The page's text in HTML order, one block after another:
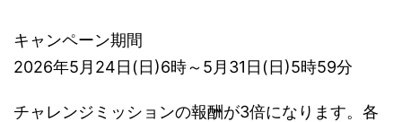
キャンペーン期間
2026年5月24日(日)6時～5月31日(日)5時59分
チャレンジミッションの報酬が3倍になります。各